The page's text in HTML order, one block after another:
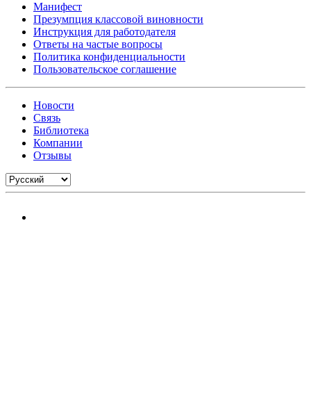
Манифест
Презумпция классовой виновности
Инструкция для работодателя
Ответы на частые вопросы
Политика конфиденциальности
Пользовательское соглашение
Новости
Связь
Библиотека
Компании
Отзывы